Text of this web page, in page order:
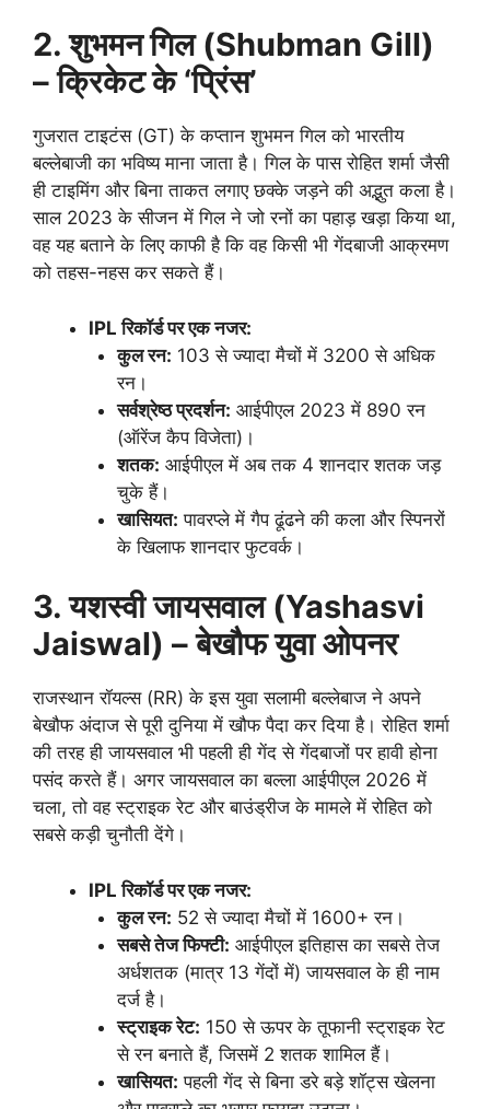
2. शुभमन गिल (Shubman Gill)
– क्रिकेट के ‘प्रिंस’
गुजरात टाइटंस (GT) के कप्तान शुभमन गिल को भारतीय
बल्लेबाजी का भविष्य माना जाता है। गिल के पास रोहित शर्मा जैसी
ही टाइमिंग और बिना ताकत लगाए छक्के जड़ने की अद्भुत कला है।
साल 2023 के सीजन में गिल ने जो रनों का पहाड़ खड़ा किया था,
वह यह बताने के लिए काफी है कि वह किसी भी गेंदबाजी आक्रमण
को तहस-नहस कर सकते हैं।
IPL रिकॉर्ड पर एक नजर:
कुल रन: 103 से ज्यादा मैचों में 3200 से अधिक
रन।
सर्वश्रेष्ठ प्रदर्शन: आईपीएल 2023 में 890 रन
(ऑरेंज कैप विजेता)।
शतक: आईपीएल में अब तक 4 शानदार शतक जड़
चुके हैं।
खासियत: पावरप्ले में गैप ढूंढने की कला और स्पिनरों
के खिलाफ शानदार फुटवर्क।
3. यशस्वी जायसवाल (Yashasvi
Jaiswal) – बेखौफ युवा ओपनर
राजस्थान रॉयल्स (RR) के इस युवा सलामी बल्लेबाज ने अपने
बेखौफ अंदाज से पूरी दुनिया में खौफ पैदा कर दिया है। रोहित शर्मा
की तरह ही जायसवाल भी पहली ही गेंद से गेंदबाजों पर हावी होना
पसंद करते हैं। अगर जायसवाल का बल्ला आईपीएल 2026 में
चला, तो वह स्ट्राइक रेट और बाउंड्रीज के मामले में रोहित को
सबसे कड़ी चुनौती देंगे।
IPL रिकॉर्ड पर एक नजर:
कुल रन: 52 से ज्यादा मैचों में 1600+ रन।
सबसे तेज फिफ्टी: आईपीएल इतिहास का सबसे तेज
अर्धशतक (मात्र 13 गेंदों में) जायसवाल के ही नाम
दर्ज है।
स्ट्राइक रेट: 150 से ऊपर के तूफानी स्ट्राइक रेट
से रन बनाते हैं, जिसमें 2 शतक शामिल हैं।
खासियत: पहली गेंद से बिना डरे बड़े शॉट्स खेलना